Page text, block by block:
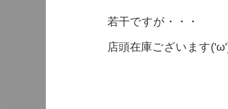
若干ですが・・・
店頭在庫ございます